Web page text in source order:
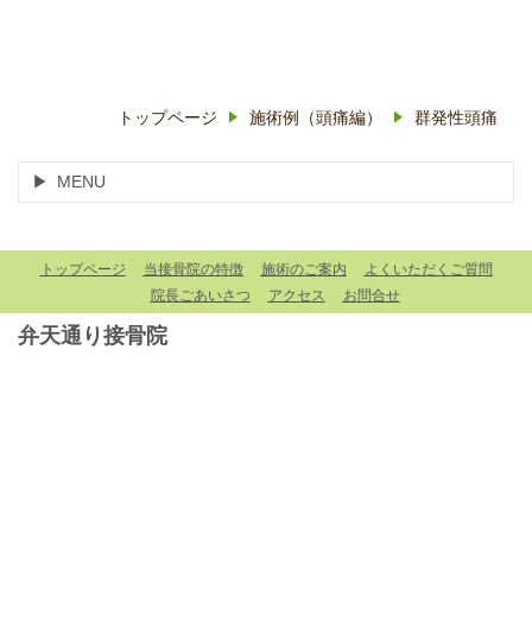
トップページ 施術例（頭痛編） 群発性頭痛
MENU
トップページ 当接骨院の特徴 施術のご案内
よくいただくご質問
院長ごあいさつ
アクセス お問合せ
弁天通り接骨院